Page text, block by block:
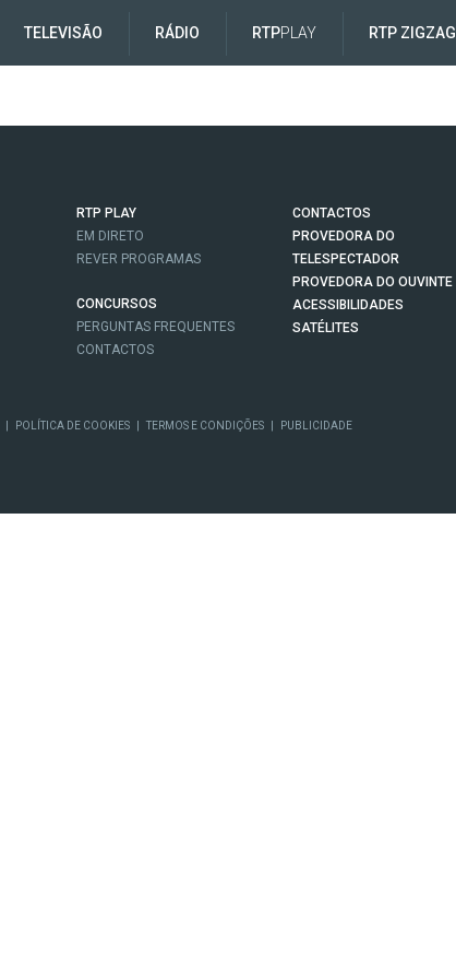
TELEVISÃO RÁDIO RTPPLAY RTP ZIGZAG
RTP PLAY
EM DIRETO
REVER PROGRAMAS
CONCURSOS
PERGUNTAS FREQUENTES
CONTACTOS
CONTACTOS
PROVEDORA DO
TELESPECTADOR
PROVEDORA DO OUVINTE
ACESSIBILIDADES
SATÉLITES
POLÍTICA DE COOKIES TERMOS E CONDIÇÕES PUBLICIDADE